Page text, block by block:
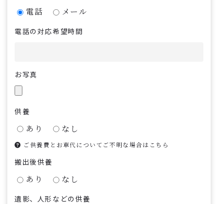
電話 メール
電話の対応希望時間
お写真
供養
あり なし
ご供養費とお車代についてご不明な場合はこちら
搬出後供養
あり なし
遺影、人形などの供養